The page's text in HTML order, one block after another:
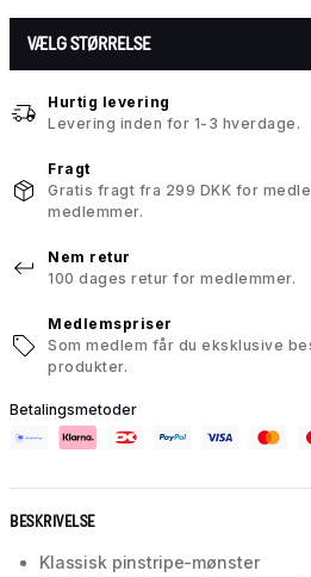
VÆLG STØRRELSE
Hurtig levering
Levering inden for 1-3 hverdage.
Fragt
Gratis fragt fra 299 DKK for
medlemmer.
Nem retur
100 dages retur for medlemmer.
Medlemspriser
Som medlem får du eksklusive
produkter.
Betalingsmetoder
BESKRIVELSE
Klassisk pinstripe-mønster